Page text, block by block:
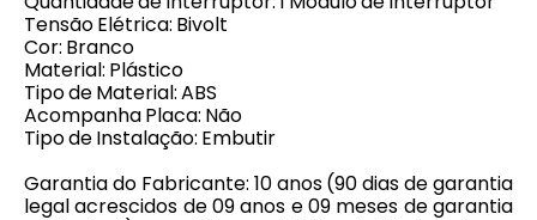
Tensão Elétrica: Bivolt
Cor: Branco
Material: Plástico
Tipo de Material: ABS
Acompanha Placa: Não
Tipo de Instalação: Embutir
Garantia do Fabricante: 10 anos (90 dias de garantia
legal acrescidos de 09 anos e 09 meses de garantia